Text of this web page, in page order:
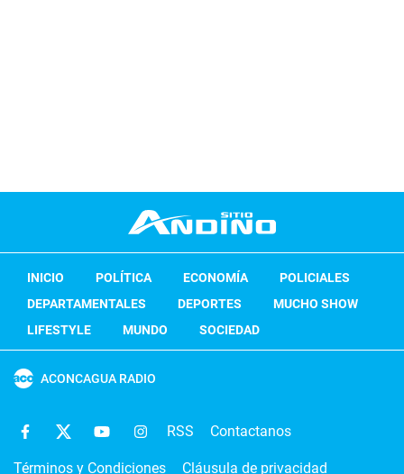
INICIO POLÍTICA ECONOMÍA
POLICIALES
DEPARTAMENTALES
DEPORTES
MUCHO SHOW
LIFESTYLE
MUNDO SOCIEDAD
ACONCAGUA RADIO
RSS Contactanos
Términos y Condiciones Cláusula de privacidad